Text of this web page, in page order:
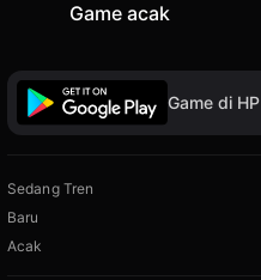
Game acak
Game di
Sedang Tren
Baru
Acak